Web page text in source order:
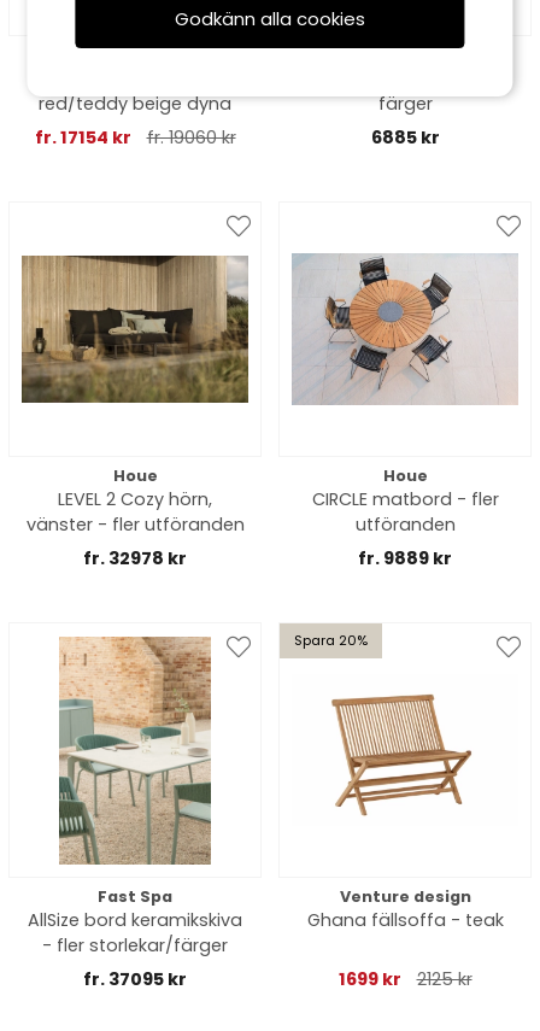
Brafab
red/teddy beige dyna
fr. 17154 kr
fr. 19060 kr
Fast Spa
färger
6885 kr
Houe
LEVEL 2 Cozy hörn,
vänster - fler utföranden
fr. 32978 kr
Houe
CIRCLE matbord - fler
utföranden
fr. 9889 kr
Fast Spa
AllSize bord keramikskiva
- fler storlekar/färger
fr. 37095 kr
Spara 20%
Venture design
Ghana fällsoffa - teak
1699 kr 2125 kr
Godkänn alla cookies